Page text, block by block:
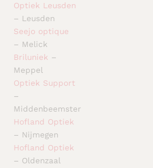
Optiek Leusden
– Leusden
Seejo optique
– Melick
Briluniek –
Meppel
Optiek Support
–
Middenbeemster
Hofland Optiek
– Nijmegen
Hofland Optiek
– Oldenzaal